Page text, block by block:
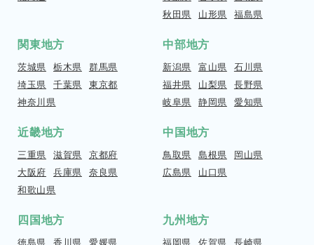
秋田県
山形県 福島県
関東地方
茨城県 栃木県 群馬県
埼玉県 千葉県 東京都
神奈川県
中部地方
新潟県 富山県 石川県
福井県
山梨県 長野県
岐阜県 静岡県 愛知県
近畿地方
三重県 滋賀県 京都府
大阪府 兵庫県 奈良県
和歌山県
中国地方
鳥取県 島根県
岡山県
広島県
山口県
四国地方
徳島県 香川県 愛媛県
九州地方
福岡県 佐賀県 長崎県